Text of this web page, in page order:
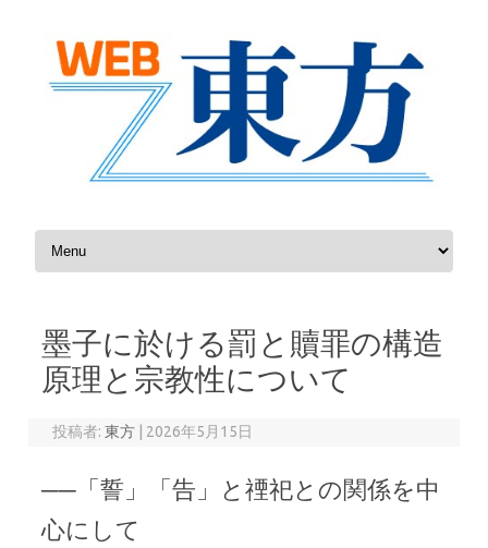
コンテンツへスキップ
墨子に於ける罰と贖罪の構造
原理と宗教性について
投稿者:東方 | 2026年5月15日
──「誓」「告」と禋祀との関係を中
心にして